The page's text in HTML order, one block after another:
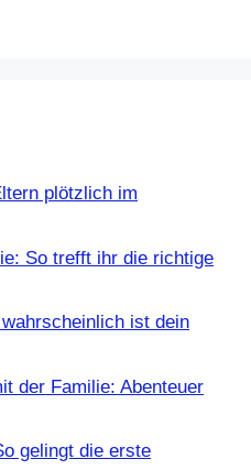
plötzlich im
So trefft ihr die richtige
ist dein
der Familie: Abenteuer
gelingt die erste